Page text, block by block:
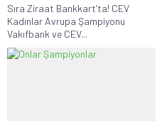
Sıra Ziraat Bankkart’ta! CEV
Kadınlar Avrupa Şampiyonu
Vakıfbank ve CEV...